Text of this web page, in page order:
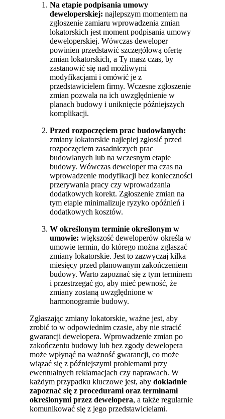
Na etapie podpisania umowy
deweloperskiej: najlepszym momentem na
zgłoszenie zamiaru wprowadzenia zmian
lokatorskich jest moment podpisania umowy
deweloperskiej. Wówczas deweloper
powinien przedstawić szczegółową ofertę
zmian lokatorskich, a Ty masz czas, by
zastanowić się nad możliwymi
modyfikacjami i omówić je z
przedstawicielem firmy. Wczesne zgłoszenie
zmian pozwala na ich uwzględnienie w
planach budowy i uniknięcie późniejszych
komplikacji.
Przed rozpoczęciem prac budowlanych:
zmiany lokatorskie najlepiej zgłosić przed
rozpoczęciem zasadniczych prac
budowlanych lub na wczesnym etapie
budowy. Wówczas deweloper ma czas na
wprowadzenie modyfikacji bez konieczności
przerywania pracy czy wprowadzania
dodatkowych korekt. Zgłoszenie zmian na
tym etapie minimalizuje ryzyko opóźnień i
dodatkowych kosztów.
W określonym terminie określonym w
umowie: większość deweloperów określa w
umowie termin, do którego można zgłaszać
zmiany lokatorskie. Jest to zazwyczaj kilka
miesięcy przed planowanym zakończeniem
budowy. Warto zapoznać się z tym terminem
i przestrzegać go, aby mieć pewność, że
zmiany zostaną uwzględnione w
harmonogramie budowy.
Zgłaszając zmiany lokatorskie, ważne jest, aby
zrobić to w odpowiednim czasie, aby nie stracić
gwarancji dewelopera. Wprowadzenie zmian po
zakończeniu budowy lub bez zgody dewelopera
może wpłynąć na ważność gwarancji, co może
wiązać się z późniejszymi problemami przy
ewentualnych reklamacjach czy naprawach. W
każdym przypadku kluczowe jest, abydokładnie
zapoznać się z procedurami oraz terminami
określonymi przez dewelopera, a także regularnie
komunikować się z jego przedstawicielami.